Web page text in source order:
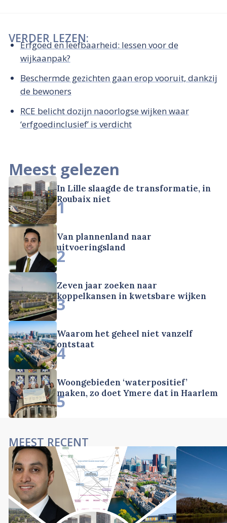
VERDER LEZEN:
Erfgoed en leefbaarheid: lessen voor de
wijkaanpak?
Beschermde gezichten gaan erop vooruit, dankzij
de bewoners
RCE belicht dozijn naoorlogse wijken waar
‘erfgoedinclusief’ is verdicht
Meest gelezen
In Lille slaagde de transformatie, in
Roubaix niet
1
Van plannenland naar
uitvoeringsland
2
Zeven jaar zoeken naar
koppelkansen in kwetsbare wijken
3
Waarom het geheel niet vanzelf
ontstaat
4
Woongebieden ‘waterpositief’
maken, zo doet Ymere dat in Haarlem
5
MEEST RECENT